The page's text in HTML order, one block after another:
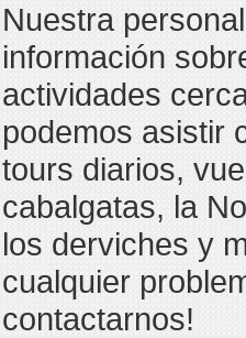
Nuestra
información
actividades
podemos asistir
tours diarios,
cabalgatas, la
los derviches y
cualquier
contactarnos!